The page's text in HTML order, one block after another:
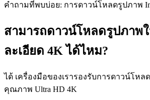
คำถามที่พบบ่อย: การดาวน์โหลดรูปภาพ
สามารถดาวน์โหลดรูปภาพ
ละเอียด 4K ได้ไหม?
ได้ เครื่องมือของเรารองรับการดาวน์โหล
คุณภาพ Ultra HD 4K